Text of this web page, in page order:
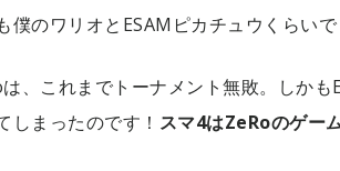
僕のワリオとESAMピカチュウくらい
、これまでトーナメント無敗。しか
しまったのです！ スマ4はZeRoのゲー